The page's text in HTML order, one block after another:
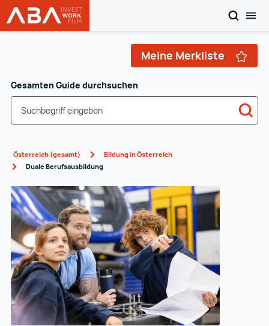
WORK in AUSTRIA
SEARCH
Gesamten Guide durchsuchen
Meine Merkliste
Österreich (gesamt)
Bildung in Österreich
Duale Berufsausbildung